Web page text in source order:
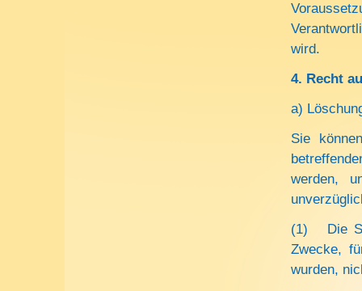
wird.
4. Recht
a)
Sie
werden,
(1) Die
Zwecke,
wurden,